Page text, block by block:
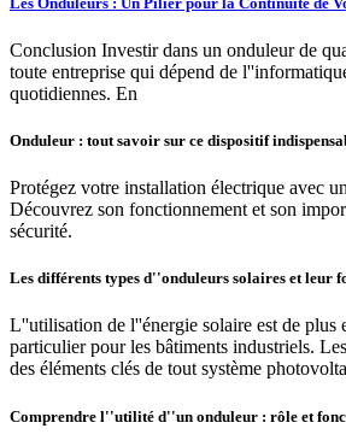
Conclusion Investir dans un onduleur de
toute entreprise qui dépend de
quotidiennes. En
Onduleur : tout savoir sur ce dispositif
Protégez votre installation électrique avec
Découvrez son fonctionnement et son
sécurité.
Les différents types d''onduleurs solaires et leur
L''utilisation de l''énergie solaire est de plus
particulier pour les bâtiments industriels.
des éléments clés de tout système
Comprendre l''utilité d''un onduleur : rôle et